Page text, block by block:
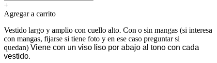
+
Agregar a carrito
Vestido largo y amplio con cuello alto. Con o sin mangas (si interesa
con mangas, fijarse si tiene foto y en ese caso preguntar si
quedan) Viene con un viso liso por abajo al tono con cada
vestido.